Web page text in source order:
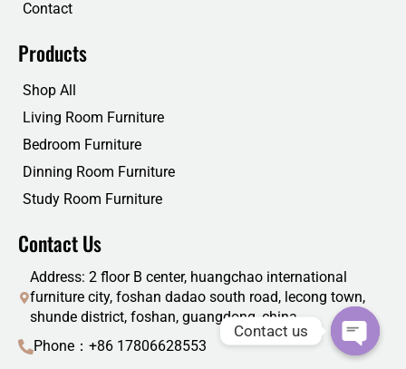
Contact
Products
Shop All
Living Room Furniture
Bedroom Furniture
Dinning Room Furniture
Study Room Furniture
Contact Us
Address: 2 floor B center, huangchao international
furniture city, foshan dadao south road, lecong town,
shunde district, foshan, guangdong, china
Phone：+86 17806628553
Contact us